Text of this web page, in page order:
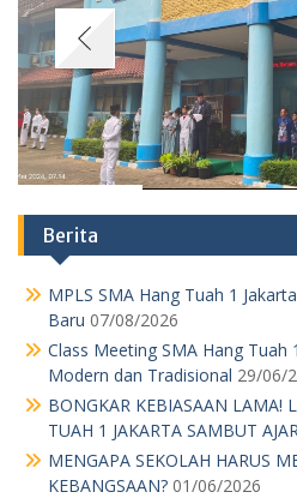
Berita
MPLS SMA Hang Tuah 1
Baru 07/08/2026
Class Meeting SMA Hang Tuah
Modern dan Tradisional 29/06/
BONGKAR KEBIASAAN LAMA!
TUAH 1 JAKARTA SAMBUT
MENGAPA SEKOLAH HARUS
KEBANGSAAN? 01/06/2026